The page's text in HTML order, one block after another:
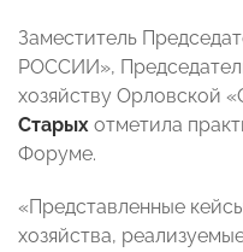
Заместитель
РОССИИ»,
хозяйству
Старых отметила
Форуме.
«Представленные
хозяйства,